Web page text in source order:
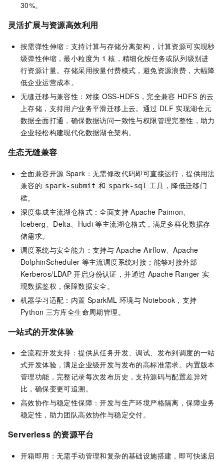
30%。
灵活扩展与资源高效利用
按需弹性伸缩：支持计算与存储分离架构，计算资源可实现秒
级弹性伸缩，最小粒度为 1 核，精细化按任务或队列级别进
行资源计量。存储采用按量付费模式，避免资源浪费，大幅降
低企业运营成本。
无缝迁移与兼容性：对接 OSS-HDFS，完全兼容 HDFS 的云
上存储，支持用户业务平滑迁移上云。通过 DLF 实现湖仓元
数据全面打通，确保数据访问一致性与权限管理完整性，助力
企业轻松构建现代化数据湖仓架构。
生态无缝兼容
全面兼容开源 Spark：无需修改代码即可直接运行，提供用法
兼容的 spark-submit 和 spark-sql
工具，降低迁移门
槛。
深度集成主流湖仓格式：全面支持 Apache Paimon、
Iceberg、Delta、Hudi 等主流湖仓格式，满足多样化数据存
储需求。
调度系统与安全能力：支持与 Apache Airflow、Apache
DolphinScheduler 等主流调度系统对接；能够对接外部
Kerberos/LDAP 开启身份认证，并通过 Apache Ranger 实
现数据鉴权，保障数据安全。
机器学习适配：内置 SparkML 环境与 Notebook，支持
Python 三方库全生命周期管理。
一站式的开发体验
全流程开发支持：提供从任务开发、调试、发布到调度的一站
式开发体验，满足企业级开发与发布的高标准需求。内置版本
管理功能，完整记录每次发布历史，支持源码与配置差异对
比，确保变更可追溯。
高效协作与稳定性保障：开发与生产环境严格隔离，保障业务
稳定性，助力团队高效协作与稳定交付。
Serverless 的资源平台
开箱即用：无需手动管理和复杂的基础设施搭建，即可快速启